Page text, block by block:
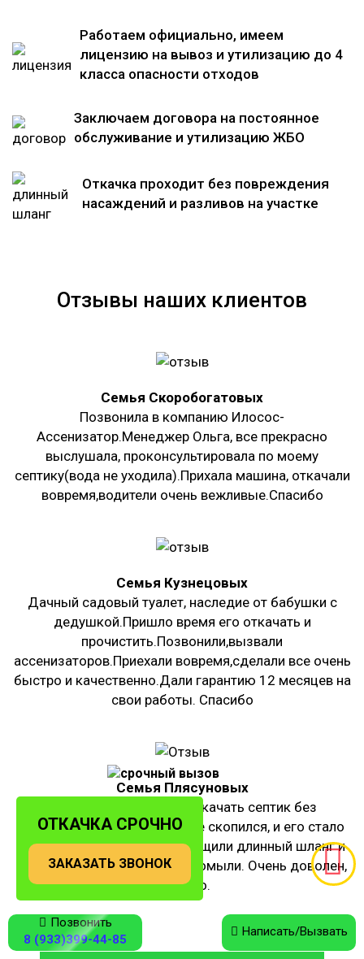
Работаем официально, имеем
лицензию на вывоз и утилизацию до 4
класса опасности отходов
Заключаем договора на постоянное
обслуживание и утилизацию ЖБО
Откачка проходит без повреждения
насаждений и разливов на участке
Отзывы наших клиентов
Семья Скоробогатовых
Позвонила в компанию Илосос-
Ассенизатор.Менеджер Ольга, все прекрасно
выслушала, проконсультировала по моему
септику(вода не уходила).Прихала машина, откачали
вовремя,водители очень вежливые.Спасибо
Семья Кузнецовых
Дачный садовый туалет, наследие от бабушки с
дедушкой.Пришло время его откачать и
прочистить.Позвонили,вызвали
ассенизаторов.Приехали вовремя,сделали все очень
быстро и качественно.Дали гарантию 12 месяцев на
свои работы. Спасибо
Семья Плясуновых
Была необходимость откачать септик без
откачки,т.к ил и песок на дне скопился, и его стало
много.Илосос приехал, вытащили длинный шланг и
все аккуратно откачали и промыли. Очень доволен,
спасибо.
ОТКАЧКА СРОЧНО
ЗАКАЗАТЬ ЗВОНОК
Позвонить
8 (933)399-44-85
Написать/Вызвать